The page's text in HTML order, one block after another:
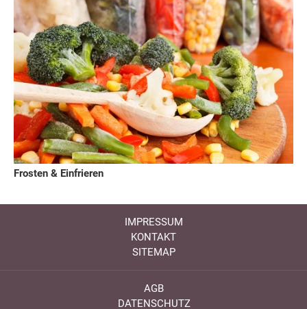
Frosten & Einfrieren
IMPRESSUM
KONTAKT
SITEMAP
AGB
DATENSCHUTZ